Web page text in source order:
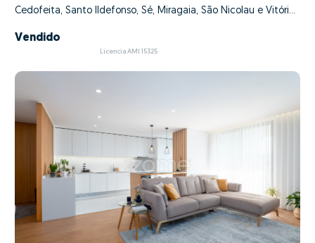
Cedofeita, Santo Ildefonso, Sé, Miragaia, São Nicolau e Vitória, Porto, Porto
Vendido
Licencia AMI 15325